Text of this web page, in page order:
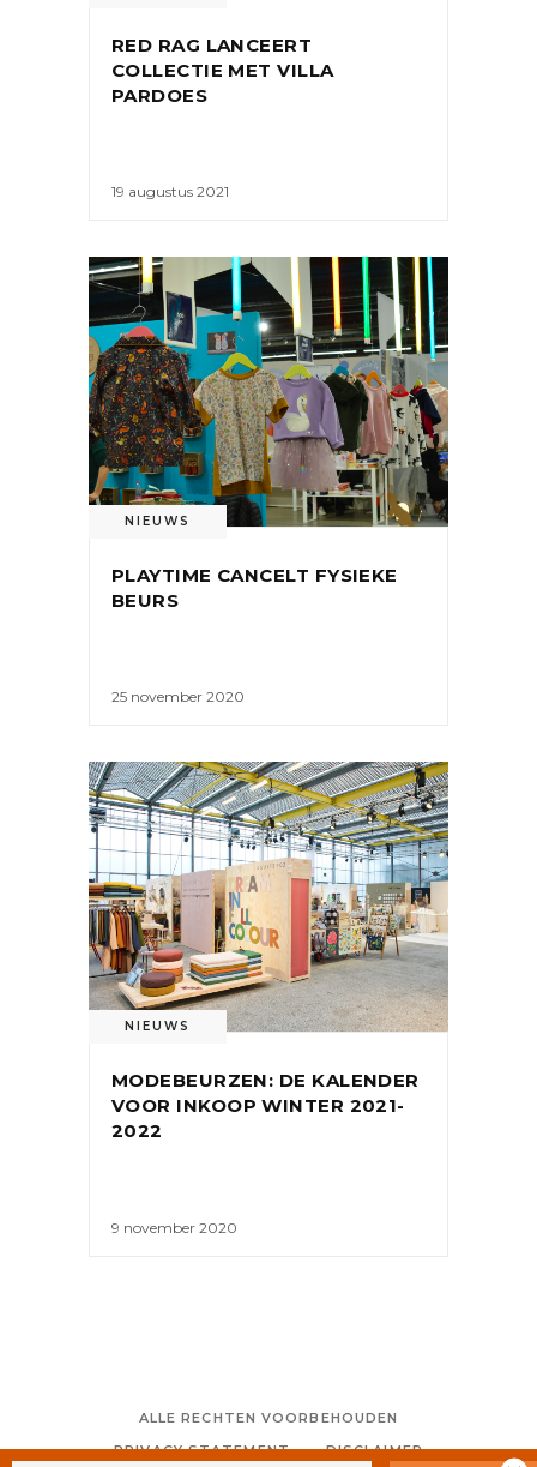
RED RAG LANCEERT
COLLECTIE MET VILLA
PARDOES
19 augustus 2021
NIEUWS
PLAYTIME CANCELT FYSIEKE
BEURS
25 november 2020
NIEUWS
MODEBEURZEN: DE KALENDER
VOOR INKOOP WINTER 2021-
2022
9 november 2020
ALLE RECHTEN VOORBEHOUDEN
PRIVACY STATEMENT
DISCLAIMER